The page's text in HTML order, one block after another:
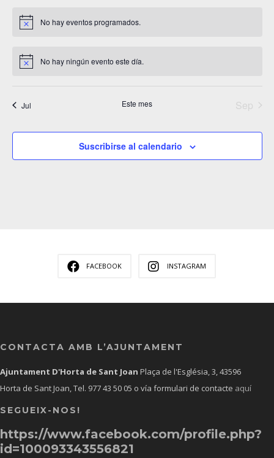
No hay eventos programados.
No hay ningún evento este día.
Jul Este mes Sep
Suscribirse al calendario
FACEBOOK INSTAGRAM
CONTACTA AMB L’AJUNTAMENT
Ajuntament D'Horta de Sant Joan Plaça de l'Església, 3, 43596
Horta de Sant Joan, Tel. 977 43 50 05 o vía formulari de contacte aquí
SEGUEIX-NOS!
https://www.facebook.com/profile.php?
id=100093343556821